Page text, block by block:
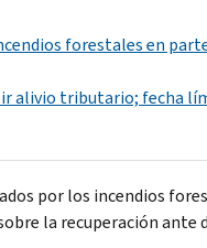
forestales en
alivio tributario; fecha
por los incendios
la recuperación ante